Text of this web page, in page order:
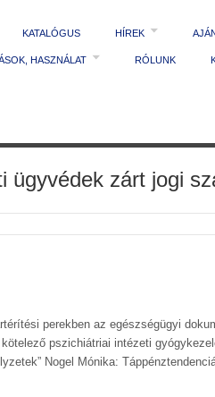
KATALÓGUS HÍREK
HASZNÁLAT RÓLUNK
ügyvédek zárt jogi
perekben az egészségügyi
pszichiátriai intézeti
Nogel Mónika: